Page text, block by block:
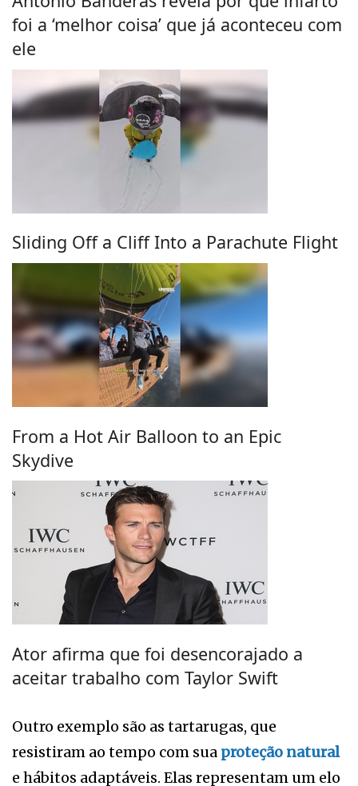
foi a ‘melhor coisa’ que já aconteceu com
ele
Sliding Off a Cliff Into a Parachute Flight
From a Hot Air Balloon to an Epic
Skydive
Ator afirma que foi desencorajado a
aceitar trabalho com Taylor Swift
Outro exemplo são as tartarugas, que
resistiram ao tempo com sua proteção natural
e hábitos adaptáveis. Elas representam um elo